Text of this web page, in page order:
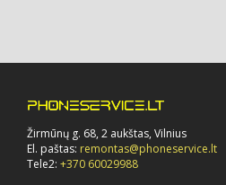
Žirmūnų g. 68, 2 aukštas, Vilnius
El. paštas: remontas@phoneservice.lt
Tele2: +370 60029988